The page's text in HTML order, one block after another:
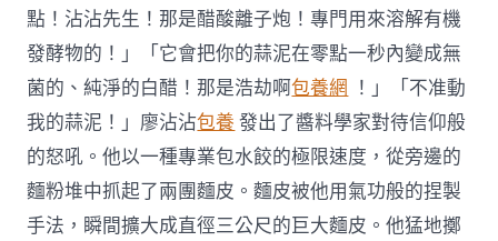
點！沾沾先生！那是醋酸離子炮！專門用來溶解有機
發酵物的！」「它會把你的蒜泥在零點一秒內變成無
菌的、純淨的白醋！那是浩劫啊包養網 ！」「不准動
我的蒜泥！」廖沾沾包養 發出了醬料學家對待信仰般
的怒吼。他以一種專業包水餃的極限速度，從旁邊的
麵粉堆中抓起了兩團麵皮。麵皮被他用氣功般的捏製
手法，瞬間擴大成直徑三公尺的巨大麵皮。他猛地擲